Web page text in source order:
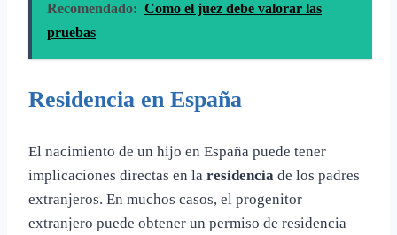
Recomendado: Como el juez debe valorar las
pruebas
Residencia en España
El nacimiento de un hijo en España puede tener
implicaciones directas en la residencia de los padres
extranjeros. En muchos casos, el progenitor
extranjero puede obtener un permiso de residencia